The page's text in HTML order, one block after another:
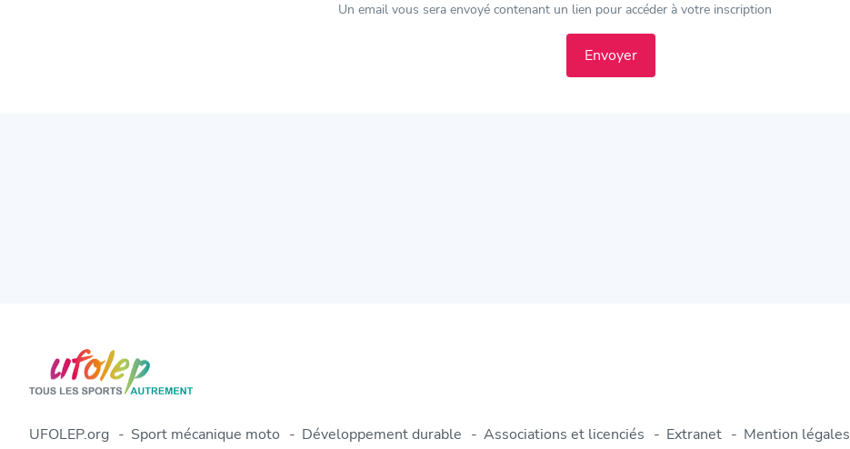
Un email vous sera envoyé contenant un lien pour accéder à votre inscription
Envoyer
UFOLEP.org Sport mécanique moto Développement durable Associations et licenciés Extranet Mention légales